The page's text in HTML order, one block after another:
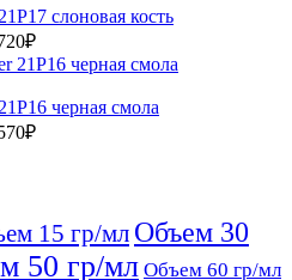
слоновая кость
₽
черная смола
₽
15 гр/мл Объем 30
50 гр/мл Объем 60 гр/мл